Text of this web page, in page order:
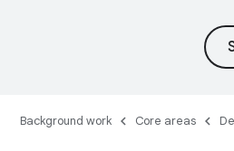
Core areas
Background work